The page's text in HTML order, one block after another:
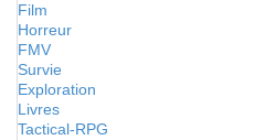
Film
Horreur
FMV
Survie
Exploration
Livres
Tactical-RPG